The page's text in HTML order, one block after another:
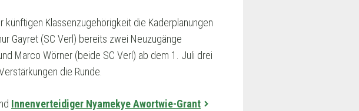
Klassenzugehörigkeit die Kaderplanungen
Gayret (SC Verl) bereits zwei Neuzugänge
Marco Wörner (beide SC Verl) ab dem 1. Juli drei
die Runde.
Innenverteidiger Nyamekye Awortwie-Grant